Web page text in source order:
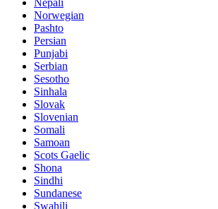
Nepali
Norwegian
Pashto
Persian
Punjabi
Serbian
Sesotho
Sinhala
Slovak
Slovenian
Somali
Samoan
Scots Gaelic
Shona
Sindhi
Sundanese
Swahili